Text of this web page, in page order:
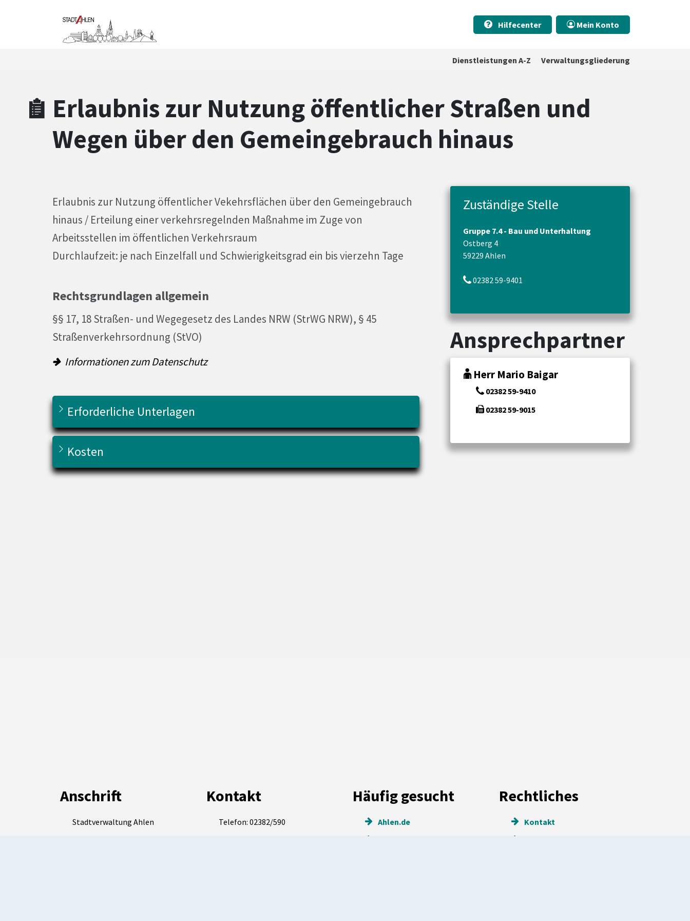
Zum Header
Zum Hauptinhalt
Zum Footer
Hilfecenter
Mein Konto
Dienstleistungen A-Z Verwaltungsgliederung
Erlaubnis zur Nutzung öffentlicher Straßen und
Wegen über den Gemeingebrauch hinaus
Erlaubnis zur Nutzung öffentlicher Vekehrsflächen über den Gemeingebrauch
hinaus / Erteilung einer verkehrsregelnden Maßnahme im Zuge von
Arbeitsstellen im öffentlichen Verkehrsraum
Durchlaufzeit: je nach Einzelfall und Schwierigkeitsgrad ein bis vierzehn Tage
Rechtsgrundlagen allgemein
§§ 17, 18 Straßen- und Wegegesetz des Landes NRW (StrWG NRW), § 45
Straßenverkehrsordnung (StVO)
Informationen zum Datenschutz
Erforderliche Unterlagen
Kosten
Zuständige Stelle
Gruppe 7.4 - Bau und Unterhaltung
Ostberg 4
59229 Ahlen
02382 59-9401
Ansprechpartner
Herr Mario Baigar
02382 59-9410
02382 59-9015
Anschrift
Stadtverwaltung Ahlen
Kontakt
Telefon: 02382/590
Häufig gesucht
Ahlen.de
Rechtliches
Kontakt